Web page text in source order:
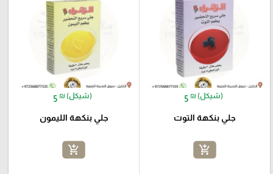
5 ₪ (شيكل)
جلي بنكهة التوت
add_shopping_cart
5 ₪ (شيكل)
جلي بنكهة الليمون
add_shopping_cart